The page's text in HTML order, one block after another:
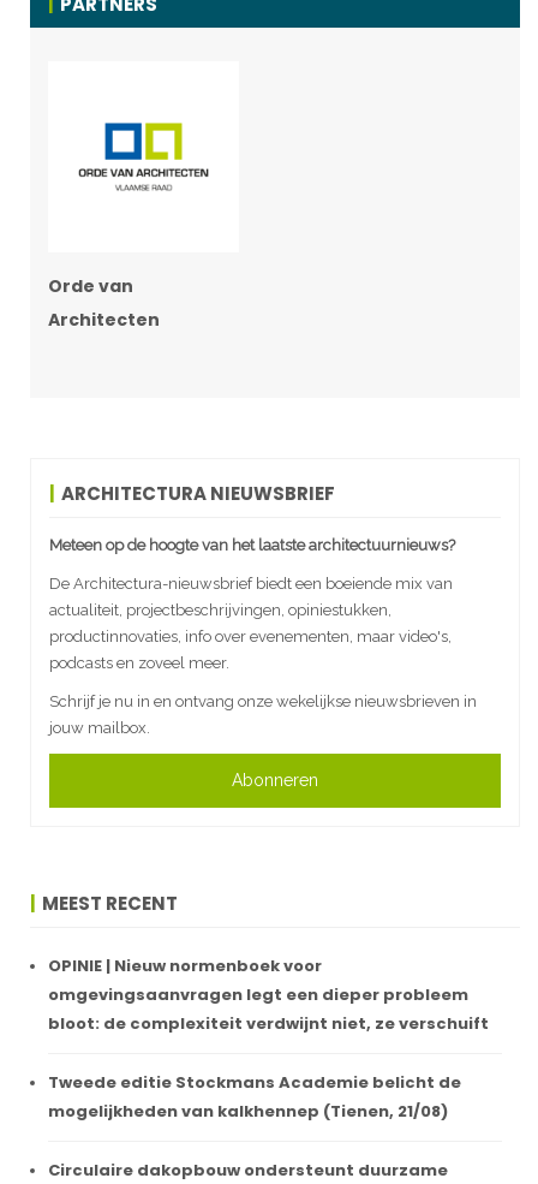
Orde van
Architecten
ARCHITECTURA NIEUWSBRIEF
Meteen op de hoogte van het laatste architectuurnieuws?
De Architectura-nieuwsbrief biedt een boeiende mix van
actualiteit, projectbeschrijvingen, opiniestukken,
productinnovaties, info over evenementen, maar video's,
podcasts en zoveel meer.
Schrijf je nu in en ontvang onze wekelijkse nieuwsbrieven in
jouw mailbox.
Abonneren
MEEST RECENT
OPINIE | Nieuw normenboek voor
omgevingsaanvragen legt een dieper probleem
bloot: de complexiteit verdwijnt niet, ze verschuift
Tweede editie Stockmans Academie belicht de
mogelijkheden van kalkhennep (Tienen, 21/08)
Circulaire dakopbouw ondersteunt duurzame